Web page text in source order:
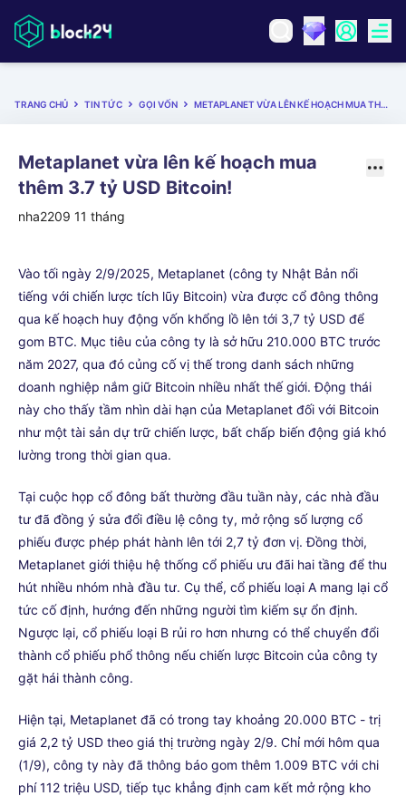
TRANG CHỦ TIN TỨC GỌI VỐN METAPLANET VỪA LÊN KẾ HOẠCH MUA THÊM 3.7 TỶ USD BITCOIN!
Metaplanet vừa lên kế hoạch mua
thêm 3.7 tỷ USD Bitcoin!
nha2209 11 tháng
Vào tối ngày 2/9/2025, Metaplanet (công ty Nhật Bản nổi
tiếng với chiến lược tích lũy Bitcoin) vừa được cổ đông thông
qua kế hoạch huy động vốn khổng lồ lên tới 3,7 tỷ USD để
gom BTC. Mục tiêu của công ty là sở hữu 210.000 BTC trước
năm 2027, qua đó củng cố vị thế trong danh sách những
doanh nghiệp nắm giữ Bitcoin nhiều nhất thế giới. Động thái
này cho thấy tầm nhìn dài hạn của Metaplanet đối với Bitcoin
như một tài sản dự trữ chiến lược, bất chấp biến động giá khó
lường trong thời gian qua.
Tại cuộc họp cổ đông bất thường đầu tuần này, các nhà đầu
tư đã đồng ý sửa đổi điều lệ công ty, mở rộng số lượng cổ
phiếu được phép phát hành lên tới 2,7 tỷ đơn vị. Đồng thời,
Metaplanet giới thiệu hệ thống cổ phiếu ưu đãi hai tầng để thu
hút nhiều nhóm nhà đầu tư. Cụ thể, cổ phiếu loại A mang lại cổ
tức cố định, hướng đến những người tìm kiếm sự ổn định.
Ngược lại, cổ phiếu loại B rủi ro hơn nhưng có thể chuyển đổi
thành cổ phiếu phổ thông nếu chiến lược Bitcoin của công ty
gặt hái thành công.
Hiện tại, Metaplanet đã có trong tay khoảng 20.000 BTC - trị
giá 2,2 tỷ USD theo giá thị trường ngày 2/9. Chỉ mới hôm qua
(1/9), công ty này đã thông báo gom thêm 1.009 BTC với chi
phí 112 triệu USD, tiếp tục khẳng định cam kết mở rộng kho